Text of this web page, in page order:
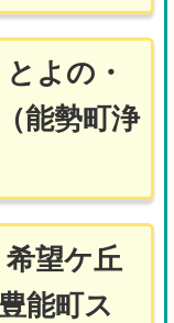
よの・
能勢町浄
望ケ丘
能町ス